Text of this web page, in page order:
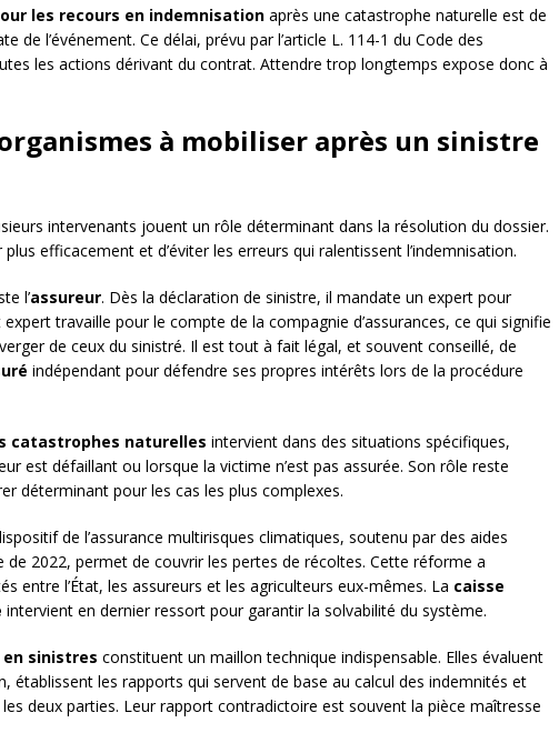
les recours en indemnisation après une catastrophe naturelle est de
de l’événement. Ce délai, prévu par l’article L. 114-1 du Code des
les actions dérivant du contrat. Attendre trop longtemps expose donc à
à mobiliser après un sinistre
intervenants jouent un rôle déterminant dans la résolution du dossier.
efficacement et d’éviter les erreurs qui ralentissent l’indemnisation.
l’assureur. Dès la déclaration de sinistre, il mandate un expert pour
travaille pour le compte de la compagnie d’assurances, ce qui signifie
de ceux du sinistré. Il est tout à fait légal, et souvent conseillé, de
indépendant pour défendre ses propres intérêts lors de la procédure
catastrophes naturelles intervient dans des situations spécifiques,
est défaillant ou lorsque la victime n’est pas assurée. Son rôle reste
déterminant pour les cas les plus complexes.
de l’assurance multirisques climatiques, soutenu par des aides
de 2022, permet de couvrir les pertes de récoltes. Cette réforme a
entre l’État, les assureurs et les agriculteurs eux-mêmes. La caisse
intervient en dernier ressort pour garantir la solvabilité du système.
en sinistres constituent un maillon technique indispensable. Elles évaluent
établissent les rapports qui servent de base au calcul des indemnités et
deux parties. Leur rapport contradictoire est souvent la pièce maîtresse